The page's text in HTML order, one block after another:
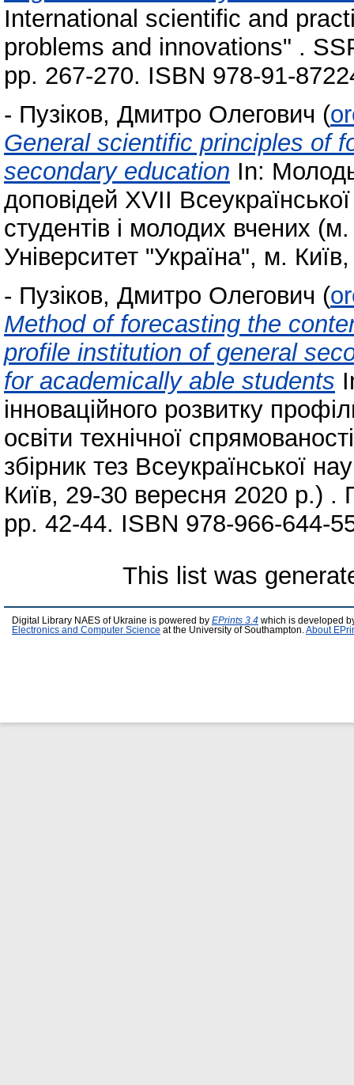
International scientific and
problems and innovations" .
pp. 267-270. ISBN 978-91-
- Пузіков, Дмитро Олегович (
General scientific principles of
secondary education In:
доповідей ХVІІ
студентів і молодих вчених
Університет "Україна", м.
- Пузіков, Дмитро Олегович (
Method of forecasting the
profile institution of general
for academically able students
інноваційного розвитку
освіти технічної
збірник тез Всеукраїнської
Київ, 29-30 вересня 2020 р.) .
pp. 42-44. ISBN 978-966-644-
This list was
Digital Library NAES of Ukraine is powered by EPrints 3.4 which is developed
Electronics and Computer Science at the University of Southampton. About